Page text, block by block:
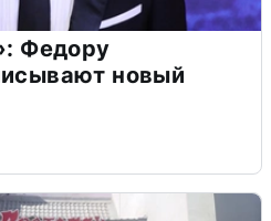
Федору
новый